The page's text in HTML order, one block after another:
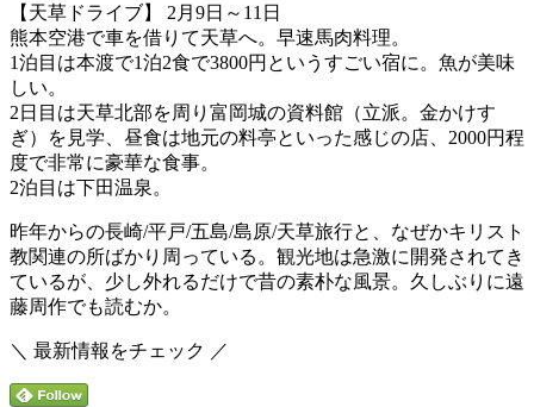
ゴ
リ
ー
【天草ドライブ】 2月9日～11日
熊本空港で車を借りて天草へ。早速馬肉料理。
1泊目は本渡で1泊2食で3800円というすごい宿に。魚が美味
しい。
2日目は天草北部を周り富岡城の資料館（立派。金かけす
ぎ）を見学、昼食は地元の料亭といった感じの店、2000円程
度で非常に豪華な食事。
2泊目は下田温泉。
昨年からの長崎/平戸/五島/島原/天草旅行と、なぜかキリスト
教関連の所ばかり周っている。観光地は急激に開発されてき
ているが、少し外れるだけで昔の素朴な風景。久しぶりに遠
藤周作でも読むか。
＼ 最新情報をチェック ／